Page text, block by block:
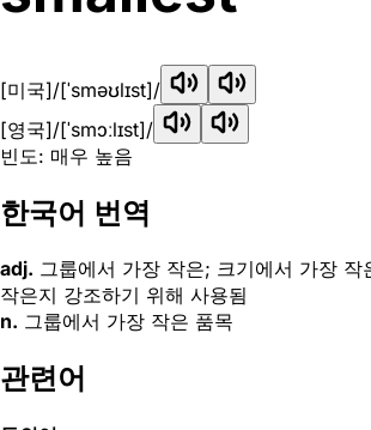
[미국]/[ˈsməʊlɪst]/
[영국]/[ˈsmɔːlɪst]/
빈도: 매우 높음
한국어 번역
adj. 그룹에서 가장 작은; 크기에서 가장 작
작은지 강조하기 위해 사용됨
n. 그룹에서 가장 작은 품목
관련어